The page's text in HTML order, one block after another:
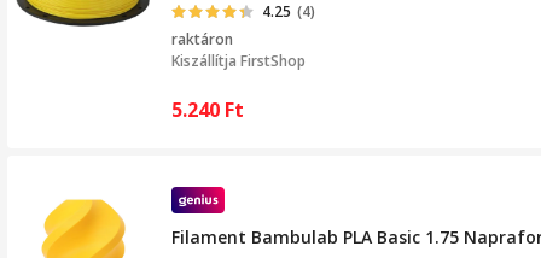
4.25 (4)
raktáron
Kiszállítja FirstShop
5.240 Ft
Filament Bambulab PLA Basic 1.75